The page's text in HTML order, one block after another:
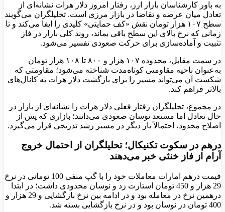
به باور کارشناسان بازار ارز، رفتار امروز دلار هرات نشانه‌ای از
تعادل میان عرضه و تقاضا در بازار مرزی است. تحلیلگران می‌گویند
سطح ۱۰۷ هزار تومان نقش «کف حمایتی» کلیدی را ایفا می‌کند و تا
زمانی که نرخ بالای این سطح باقی بماند، روند کلی بازار در فاز
تثبیت و آماده‌سازی برای حرکت صعودی تفسیر می‌شود.
در سمت مقابل، محدوده‌ ۱۰۷ هزار و ۸۰۰ تا ۱۰۸ هزار تومان
به‌عنوان ناحیه‌ مقاومتی کوتاه‌مدت شناخته می‌شود؛ مقاومتی که
شکست آن می‌تواند مسیر را برای بازگشت دلار هرات به کانال‌های
بالاتر فراهم کند.
در مجموع، تحلیلگران رفتار فعلی دلار هرات را نشانه‌ای از بازار در
حال تعادل اما مستعد نوسان صعودی می‌دانند؛ بازاری که پس از
اصلاح محدود، احتمالاً بار دیگر در مسیر رشد تدریجی قرار می‌گیرد.
درهم در سکوت تکنیکال؛ تحلیلگران از احتمال خروج
آرام از فاز خنثی خبر می‌دهند
قیمت درهم امارات معاملات خود را با گپ منفی 100 تومانی در نرخ
29 هزار و 450 تومان استارت زد و نوسان محدودی داشت؛ در ابتدا
درهمین نرخ در معامله بود و در ادامه بین نرخ بازگشایی و 29 هزار و
400 تومان در نوسان بود و در نرخ بازگشایی بسته شد.